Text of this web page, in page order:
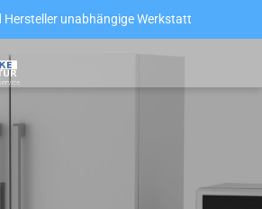
Hersteller unabhängige Werkstatt